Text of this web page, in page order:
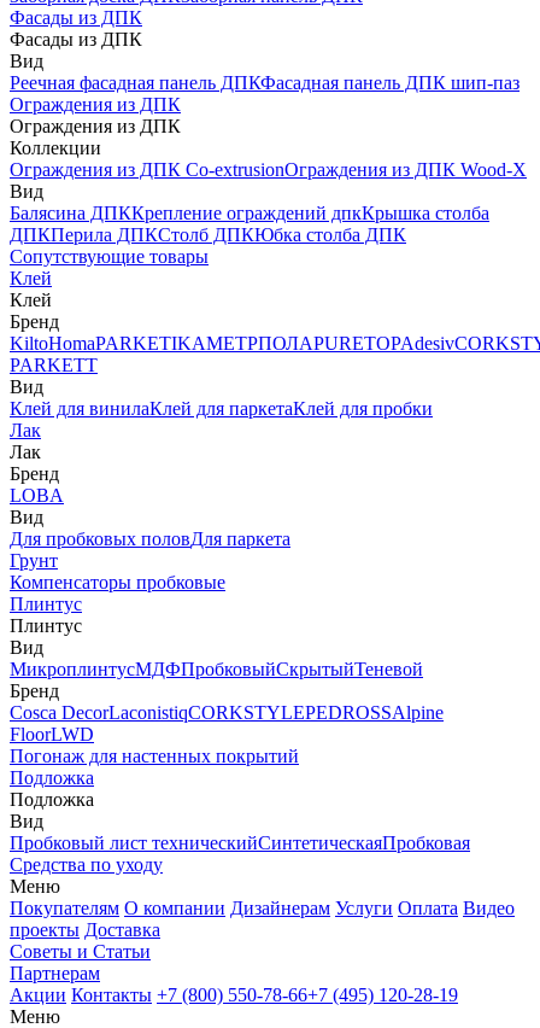
Фасады из ДПК
Фасады из ДПК
Вид
Реечная фасадная панель ДПКФасадная панель ДПК шип-паз
Ограждения из ДПК
Ограждения из ДПК
Коллекции
Ограждения из ДПК Co-extrusionОграждения из ДПК Wood-X
Вид
Балясина ДПККрепление ограждений дпкКрышка столба
ДПКПерила ДПКСтолб ДПКЮбка столба ДПК
Сопутствующие товары
Клей
Клей
Бренд
KiltoHomaPARKETIKAМЕТРПОЛАPURETOPAdesiv
PARKETT
Вид
Клей для винилаКлей для паркетаКлей для пробки
Лак
Лак
Бренд
LOBA
Вид
Для пробковых половДля паркета
Грунт
Компенсаторы пробковые
Плинтус
Плинтус
Вид
МикроплинтусМДФПробковыйСкрытыйТеневой
Бренд
Cosca DecorLaconistiqCORKSTYLEPEDROSSAlpine
FloorLWD
Погонаж для настенных покрытий
Подложка
Подложка
Вид
Пробковый лист техническийСинтетическаяПробковая
Средства по уходу
Меню
Покупателям О компании Дизайнерам Услуги Оплата Видео
проекты Доставка
Советы и Статьи
Партнерам
Акции Контакты +7 (800) 550-78-66+7 (495) 120-28-19
Меню